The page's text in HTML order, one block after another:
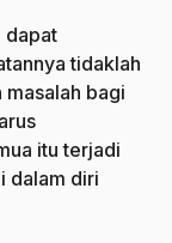
dapat
tidaklah
bagi
itu terjadi
dalam diri